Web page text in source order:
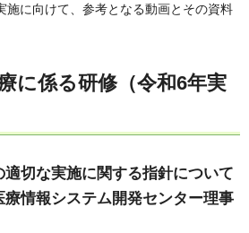
施に向けて、参考となる動画とその資料
に係る研修（令和6年実
適切な実施に関する指針について
療情報システム開発センター理事